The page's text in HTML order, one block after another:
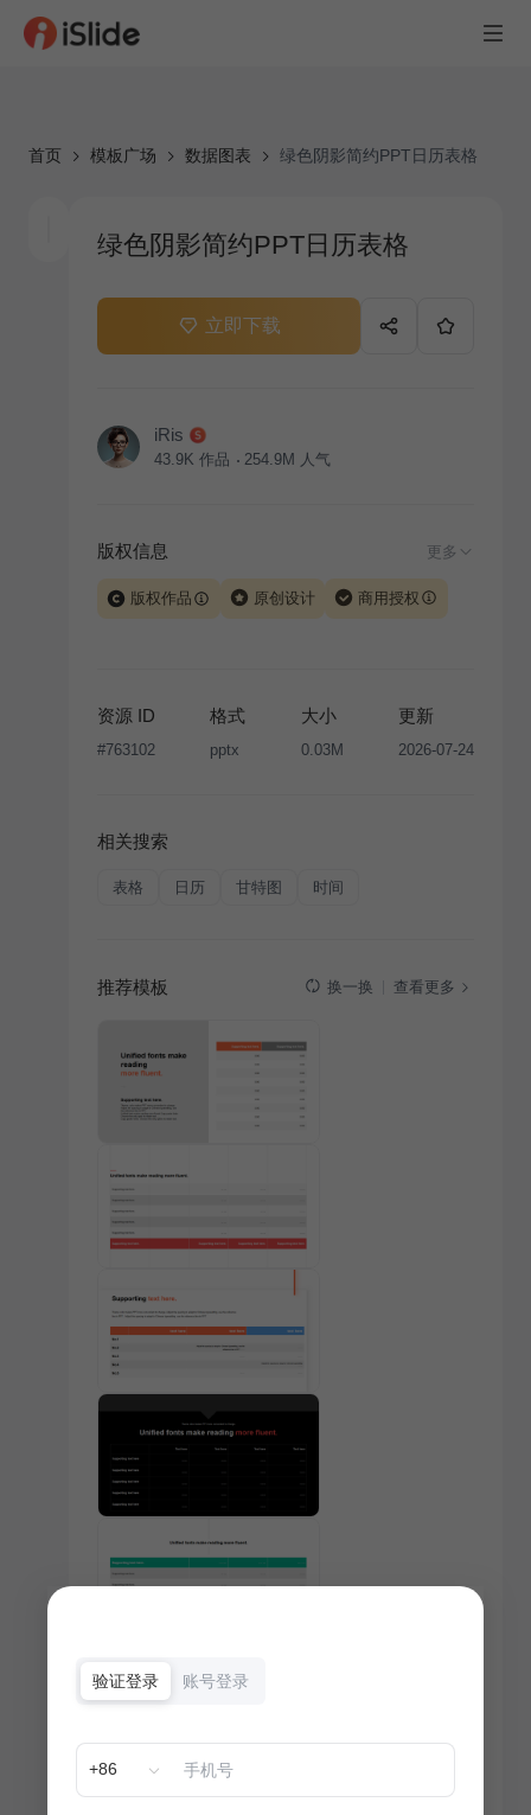
首页 模板广场 数据图表 绿色阴影简约PPT日历表格
绿色阴影简约PPT日历表格
立即下载
iRis
43.9K 作品 254.9M 人气
版权信息 更多
版权作品 原创设计 商用授权
版权声明
条款，禁止任何形式的转让、出售或出租，未
经投权许可任何人不得擅自转载和分发，否则将接照我
资源 ID
#763102
格式
pptx
大小
0.03M
更新
2026-07-24
相关搜索
表格 日历 甘特图 时间
推荐模板 换一换 查看更多
验证登录 账号登录
+86